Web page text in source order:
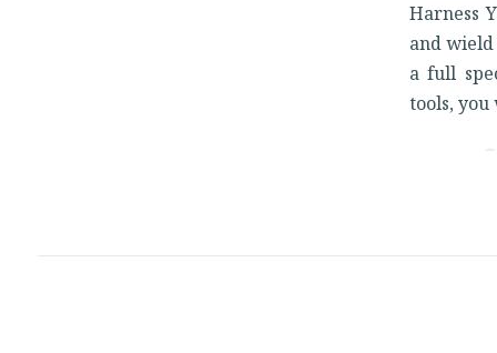
Harness
and
a full
tools,